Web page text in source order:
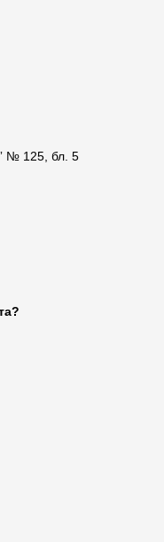
№ 125, бл. 5